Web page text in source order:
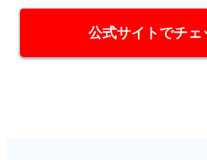
公式サイトでチェ